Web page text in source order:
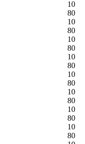
10
80
10
80
10
80
10
80
10
80
10
80
10
80
10
80